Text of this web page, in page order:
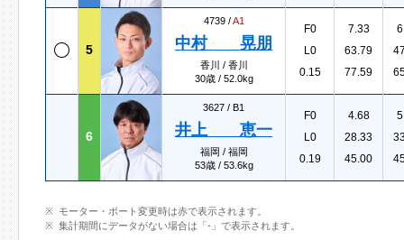
5
4739 /A1
中村 晃朋
香川 / 香川
30歳 / 52.0kg
F0
L0
0.15
7.33
63.79
77.59
6
3627 / B1
井上 恵一
福岡 / 福岡
53歳 / 53.6kg
F0
L0
0.19
4.68
28.33
45.00
モーター・ボート変更時は赤で表示されます。
集計期間にデータがない場合は「-」で表示されます。